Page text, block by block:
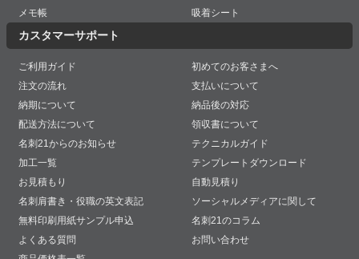
メモ帳
吸着シート
カスタマーサポート
ご利用ガイド
初めてのお客さまへ
注文の流れ
支払いについて
納期について
納品後の対応
配送方法について
領収書について
名刺21からのお知らせ
テクニカルガイド
加工一覧
テンプレートダウンロード
お見積もり
自動見積り
名刺肩書き・役職の英文表記
ソーシャルメディアに関して
無料印刷用紙サンプル申込
名刺21のコラム
よくある質問
お問い合わせ